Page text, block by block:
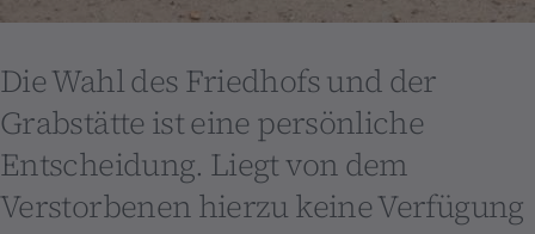
Die Wahl des Friedhofs und der
Grabstätte ist eine persönliche
Entscheidung. Liegt von dem
Verstorbenen hierzu keine Verfügung